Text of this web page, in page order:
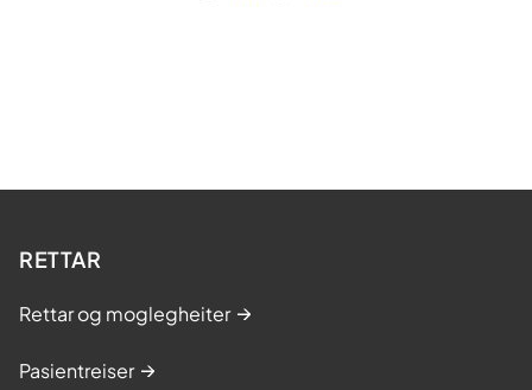
RETTAR
Rettar og moglegheiter
Pasientreiser